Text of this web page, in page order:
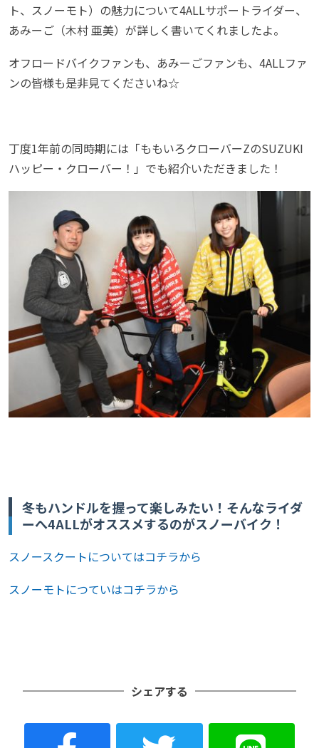
ト、スノーモト）の魅力について4ALLサポートライダー、
あみーご（木村 亜美）が詳しく書いてくれましたよ。
オフロードバイクファンも、あみーごファンも、4ALLファ
ンの皆様も是非見てくださいね☆
丁度1年前の同時期には「ももいろクローバーZのSUZUKI
ハッピー・クローバー！」でも紹介いただきました！
冬もハンドルを握って楽しみたい！そんなライダ
ーへ4ALLがオススメするのがスノーバイク！
スノースクートについてはコチラから
スノーモトにつていはコチラから
シェアする